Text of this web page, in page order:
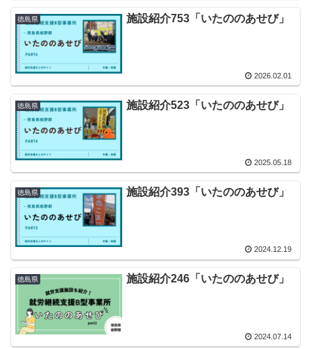
徳島県 施設紹介753「いたののあせび」
2026.02.01
徳島県 施設紹介523「いたののあせび」
2025.05.18
徳島県 施設紹介393「いたののあせび」
2024.12.19
徳島県 施設紹介246「いたののあせび」
2024.07.14